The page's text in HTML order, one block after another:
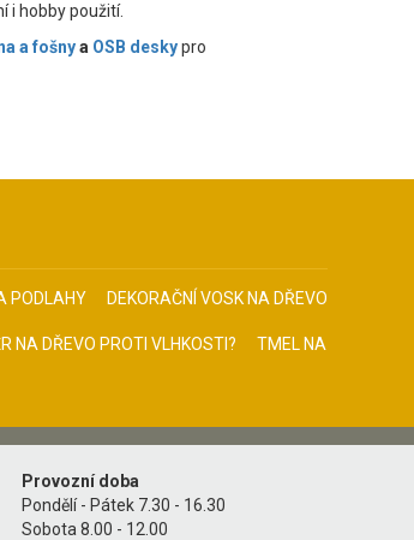
i hobby použití.
a fošnya OSB deskypro
PODLAHY DEKORAČNÍ VOSK NA DŘEVO
NA DŘEVO PROTI VLHKOSTI? TMEL NA
Provozní doba
Pondělí - Pátek 7.30 - 16.30
Sobota 8.00 - 12.00